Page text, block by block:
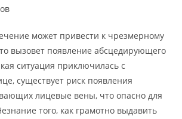
может привести к чрезмерному
вызовет появление абсцедирующего
ситуация приключилась с
существует риск появления
лицевые вены, что опасно для
того, как грамотно выдавить